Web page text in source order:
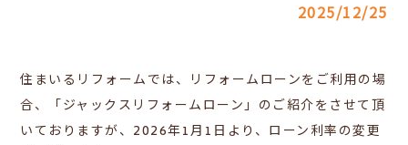
2025/12/25
住まいるリフォームでは、リフォームローンをご利用の場
合、「ジャックスリフォームローン」のご紹介をさせて頂
いておりますが、2026年1月1日より、ローン利率の変更